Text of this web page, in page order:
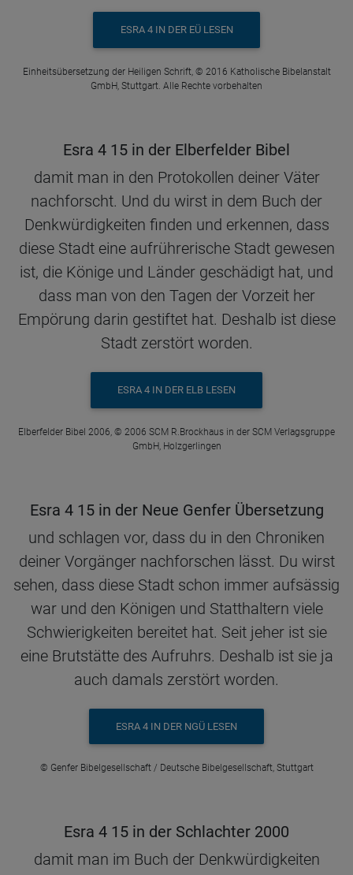
ESRA 4 IN DER EÜ LESEN
Einheitsübersetzung der Heiligen Schrift, © 2016 Katholische Bibelanstalt
GmbH, Stuttgart. Alle Rechte vorbehalten
Esra 4 15 in der Elberfelder Bibel
damit man in den Protokollen deiner Väter
nachforscht. Und du wirst in dem Buch der
Denkwürdigkeiten finden und erkennen, dass
diese Stadt eine aufrührerische Stadt gewesen
ist, die Könige und Länder geschädigt hat, und
dass man von den Tagen der Vorzeit her
Empörung darin gestiftet hat. Deshalb ist diese
Stadt zerstört worden.
ESRA 4 IN DER ELB LESEN
Elberfelder Bibel 2006, © 2006 SCM R.Brockhaus in der SCM Verlagsgruppe
GmbH, Holzgerlingen
Esra 4 15 in der Neue Genfer Übersetzung
und schlagen vor, dass du in den Chroniken
deiner Vorgänger nachforschen lässt. Du wirst
sehen, dass diese Stadt schon immer aufsässig
war und den Königen und Statthaltern viele
Schwierigkeiten bereitet hat. Seit jeher ist sie
eine Brutstätte des Aufruhrs. Deshalb ist sie ja
auch damals zerstört worden.
ESRA 4 IN DER NGÜ LESEN
© Genfer Bibelgesellschaft / Deutsche Bibelgesellschaft, Stuttgart
Esra 4 15 in der Schlachter 2000
damit man im Buch der Denkwürdigkeiten